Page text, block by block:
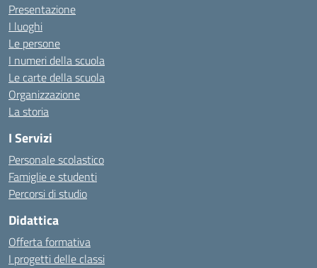
Presentazione
I luoghi
Le persone
I numeri della scuola
Le carte della scuola
Organizzazione
La storia
I Servizi
Personale scolastico
Famiglie e studenti
Percorsi di studio
Didattica
Offerta formativa
I progetti delle classi